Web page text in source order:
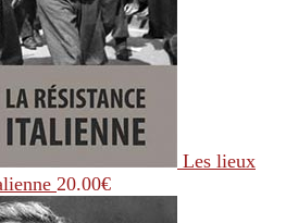
Les lieux
20.00€